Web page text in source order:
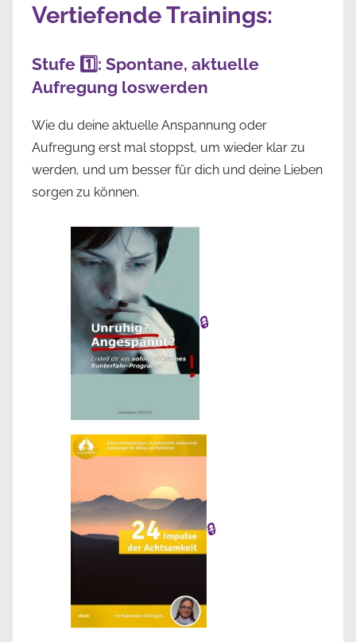
Vertiefende Trainings:
Stufe 1️⃣: Spontane, aktuelle
Aufregung loswerden
Wie du deine aktuelle Anspannung oder
Aufregung erst mal stoppst, um wieder klar zu
werden, und um besser für dich und deine Lieben
sorgen zu können.
🔒
🔒